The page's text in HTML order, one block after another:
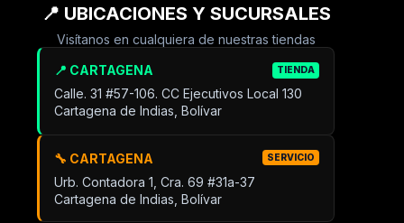
📍 UBICACIONES Y SUCURSALES
Visítanos en cualquiera de nuestras tiendas
📍 CARTAGENA TIENDA
Calle. 31 #57-106. CC Ejecutivos Local 130
Cartagena de Indias, Bolívar
🔧 CARTAGENA SERVICIO
Urb. Contadora 1, Cra. 69 #31a-37
Cartagena de Indias, Bolívar